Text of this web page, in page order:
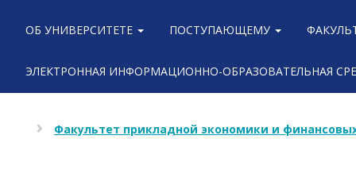
ОБ УНИВЕРСИТЕТЕ ПОСТУПАЮЩЕМУ
ЭЛЕКТРОННАЯ ИНФОРМАЦИОННО-ОБРАЗОВАТЕЛЬНАЯ
Факультет прикладной экономики и